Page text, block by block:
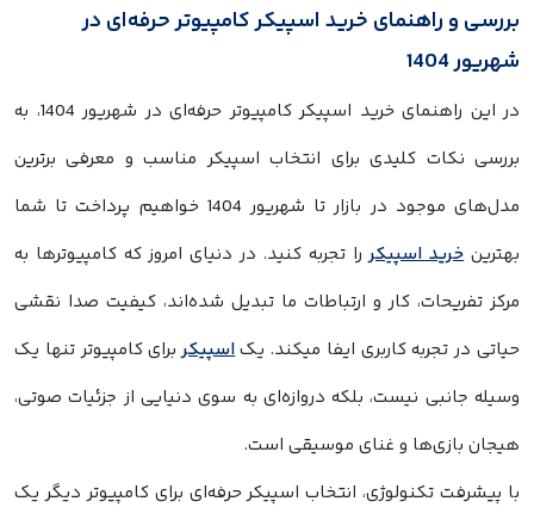
بررسی و راهنمای خرید اسپیکر کامپیوتر حرفه‌ای در
شهریور 1404
در این راهنمای خرید اسپیکر کامپیوتر حرفه‌ای در شهریور 1404، به
بررسی نکات کلیدی برای انتخاب اسپیکر مناسب و معرفی برترین
مدل‌های موجود در بازار تا شهریور 1404 خواهیم پرداخت تا شما
بهترینخرید اسپیکررا تجربه کنید. در دنیای امروز که کامپیوترها به
مرکز تفریحات، کار و ارتباطات ما تبدیل شده‌اند، کیفیت صدا نقشی
حیاتی در تجربه کاربری ایفا میکند. یکاسپیکربرای کامپیوتر تنها یک
وسیله جانبی نیست، بلکه دروازه‌ای به سوی دنیایی از جزئیات صوتی،
هیجان بازی‌ها و غنای موسیقی است.
با پیشرفت تکنولوژی، انتخاب اسپیکر حرفه‌ای برای کامپیوتر دیگر یک